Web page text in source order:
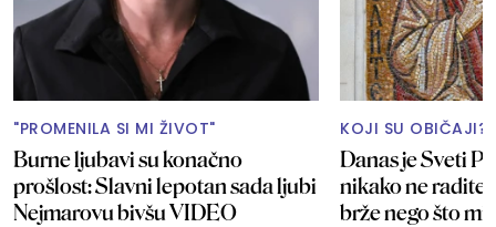
"PROMENILA SI MI ŽIVOT"
Burne ljubavi su konačno
prošlost: Slavni lepotan sada ljubi
Nejmarovu bivšu VIDEO
KOJI SU OBIČAJI?
Danas je Sveti
nikako ne radite,
brže nego što